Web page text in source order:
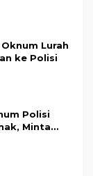
Lurah
ke Polisi
Polisi
Minta